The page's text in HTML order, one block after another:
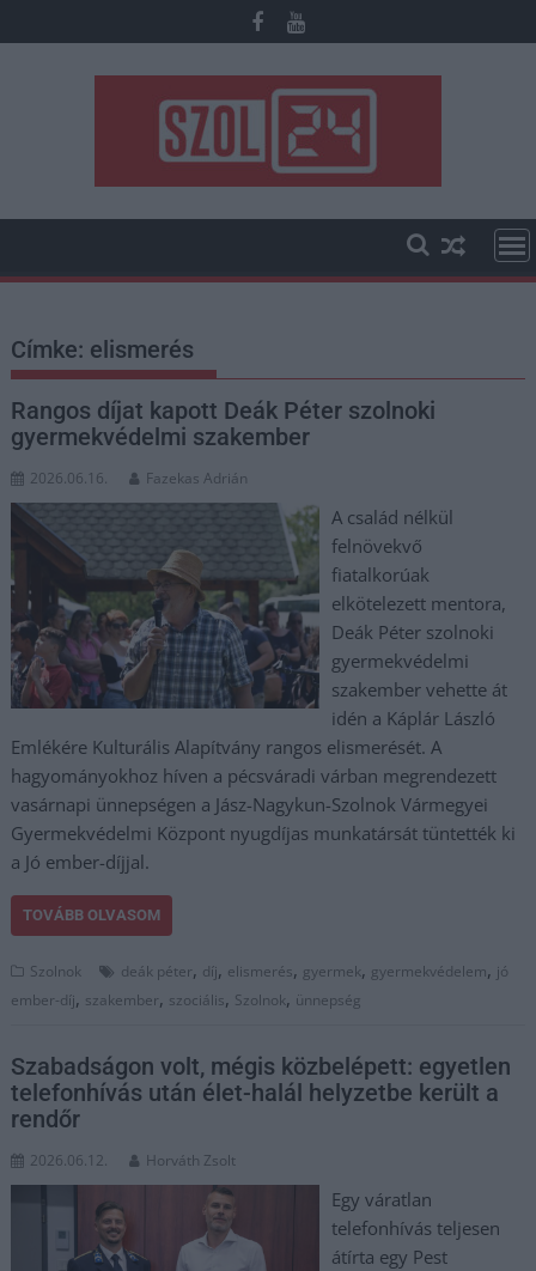
to
Címke: elismerés
Rangos díjat kapott Deák Péter szolnoki
gyermekvédelmi szakember
2026.06.16. Fazekas Adrián
A család nélkül
felnövekvő
fiatalkorúak
elkötelezett mentora,
Deák Péter szolnoki
gyermekvédelmi
szakember vehette át
idén a Káplár László
Emlékére Kulturális Alapítvány rangos elismerését. A
hagyományokhoz híven a pécsváradi várban megrendezett
vasárnapi ünnepségen a Jász-Nagykun-Szolnok Vármegyei
Gyermekvédelmi Központ nyugdíjas munkatársát tüntették ki
a Jó ember-díjjal.
TOVÁBB OLVASOM
Szolnok deák péter, díj, elismerés, gyermek, gyermekvédelem, jó
ember-díj, szakember, szociális, Szolnok, ünnepség
Szabadságon volt, mégis közbelépett: egyetlen
telefonhívás után élet-halál helyzetbe került a
rendőr
2026.06.12. Horváth Zsolt
Egy váratlan
telefonhívás teljesen
átírta egy Pest